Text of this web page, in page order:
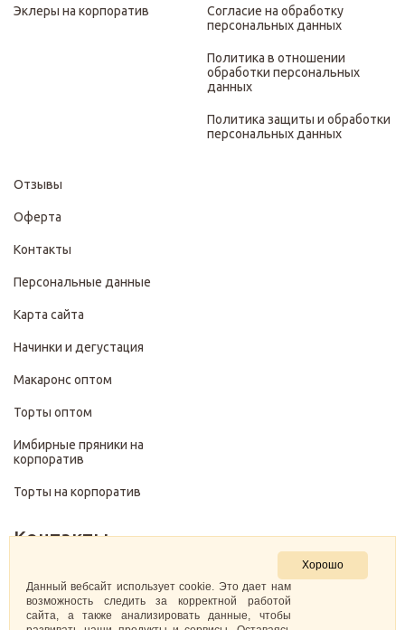
Эклеры на корпоратив
Согласие на обработку
персональных данных
Политика в отношении
обработки персональных
данных
Политика защиты и обработки
персональных данных
Отзывы
Оферта
Контакты
Персональные данные
Карта сайта
Начинки и дегустация
Макаронс оптом
Торты оптом
Имбирные пряники на
корпоратив
Торты на корпоратив
Контакты
+7 (499) 322-28-29
pirojenka.rf@gmail.com
Хорошо
Данный вебсайт использует cookie. Это дает нам
возможность следить за корректной работой
сайта, а также анализировать данные, чтобы